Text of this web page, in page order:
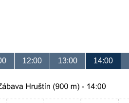
12:00 13:00 14:00